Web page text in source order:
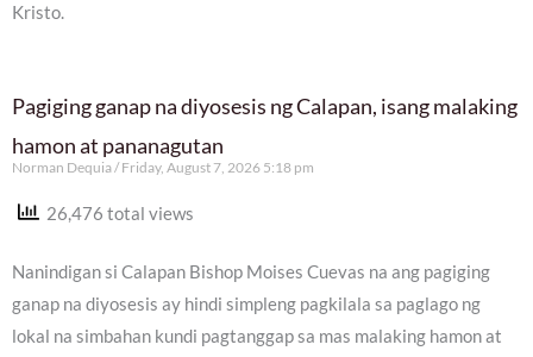
Kristo.
Pagiging ganap na diyosesis ng Calapan, isang malaking
hamon at pananagutan
Norman Dequia Friday, August 7, 2026 5:18 pm
26,476 total views
Nanindigan si Calapan Bishop Moises Cuevas na ang pagiging
ganap na diyosesis ay hindi simpleng pagkilala sa paglago ng
lokal na simbahan kundi pagtanggap sa mas malaking hamon at